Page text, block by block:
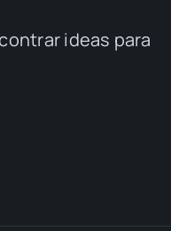
RUTA DEL